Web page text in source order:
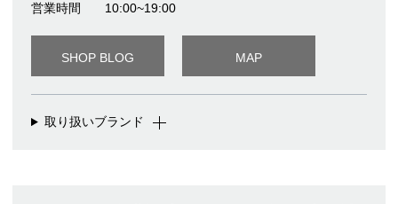
営業時間 10:00~19:00
SHOP BLOG MAP
取り扱いブランド